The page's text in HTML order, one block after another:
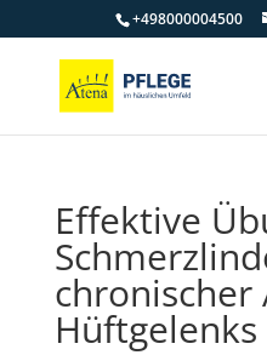
+498000004500
Effektive
Hüftgelenks